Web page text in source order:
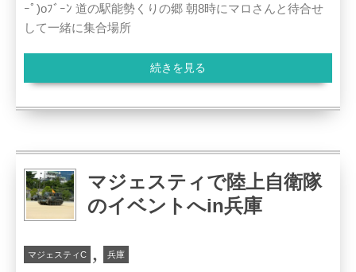
ｰﾟ)oﾌﾞｰﾝ 道の駅能勢くりの郷 朝8時にマロさんと待合せ
して一緒に集合場所
続きを見る
マジェスティで陸上自衛隊
のイベントへin兵庫
マジェスティC , 兵庫